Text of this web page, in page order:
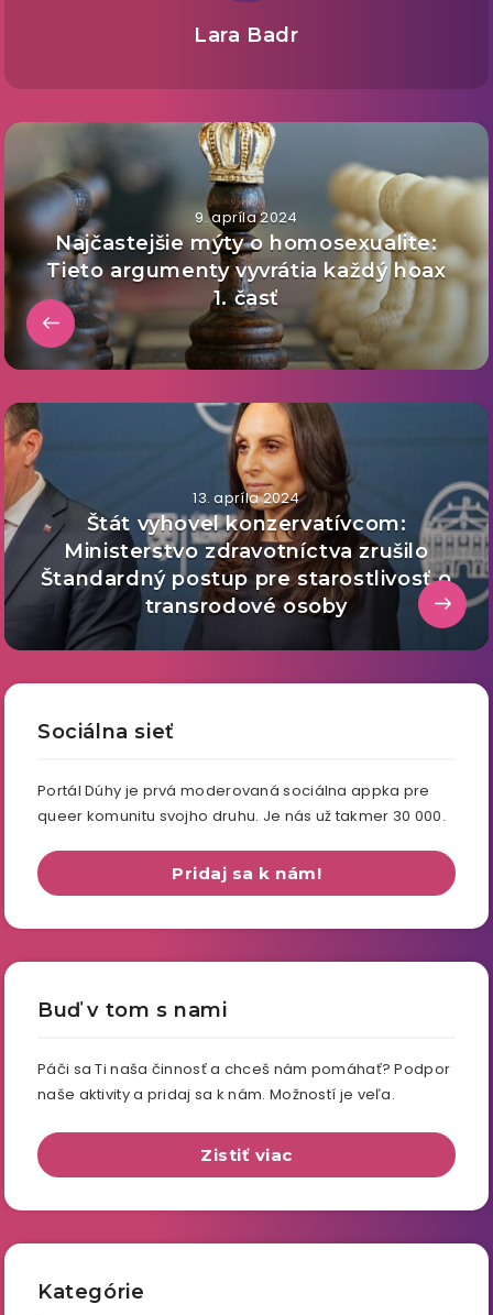
Lara Badr
9. apríla 2024
Najčastejšie mýty o homosexualite:
Tieto argumenty vyvrátia každý hoax
1. časť
13. apríla 2024
Štát vyhovel konzervatívcom:
Ministerstvo zdravotníctva zrušilo
Štandardný postup pre starostlivosť o
transrodové osoby
Sociálna sieť
Portál Dúhy je prvá moderovaná sociálna appka pre
queer komunitu svojho druhu. Je nás už takmer 30 000.
Pridaj sa k nám!
Buď v tom s nami
Páči sa Ti naša činnosť a chceš nám pomáhať? Podpor
naše aktivity a pridaj sa k nám. Možností je veľa.
Zistiť viac
Kategórie